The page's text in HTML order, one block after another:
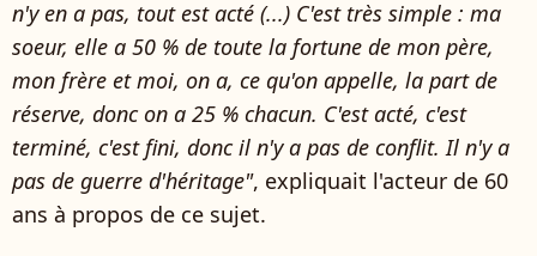
n'y en a pas, tout est acté (...) C'est très simple : ma
soeur, elle a 50 % de toute la fortune de mon père,
mon frère et moi, on a, ce qu'on appelle, la part de
réserve, donc on a 25 % chacun. C'est acté, c'est
terminé, c'est fini, donc il n'y a pas de conflit. Il n'y a
pas de guerre d'héritage", expliquait l'acteur de 60
ans à propos de ce sujet.